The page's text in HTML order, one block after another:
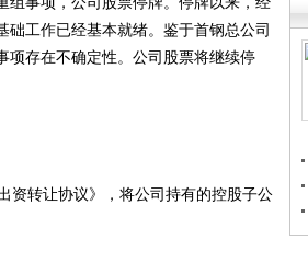
工作已经基本就绪。鉴于首钢总公司
项存在不确定性。公司股票将继续停
转让协议》，将公司持有的控股子公